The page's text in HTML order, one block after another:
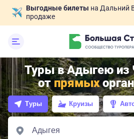
Выгодные билеты на Дальний
продаже
Туры в Адыгею из
отпрямых
Туры Круизы